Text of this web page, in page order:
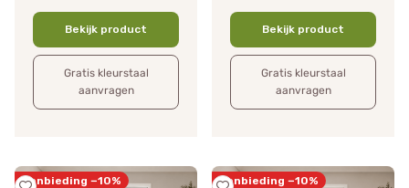
Bekijk product
Gratis kleurstaal
aanvragen
Bekijk product
Gratis kleurstaal
aanvragen
Aanbieding −10% Aanbieding −10%